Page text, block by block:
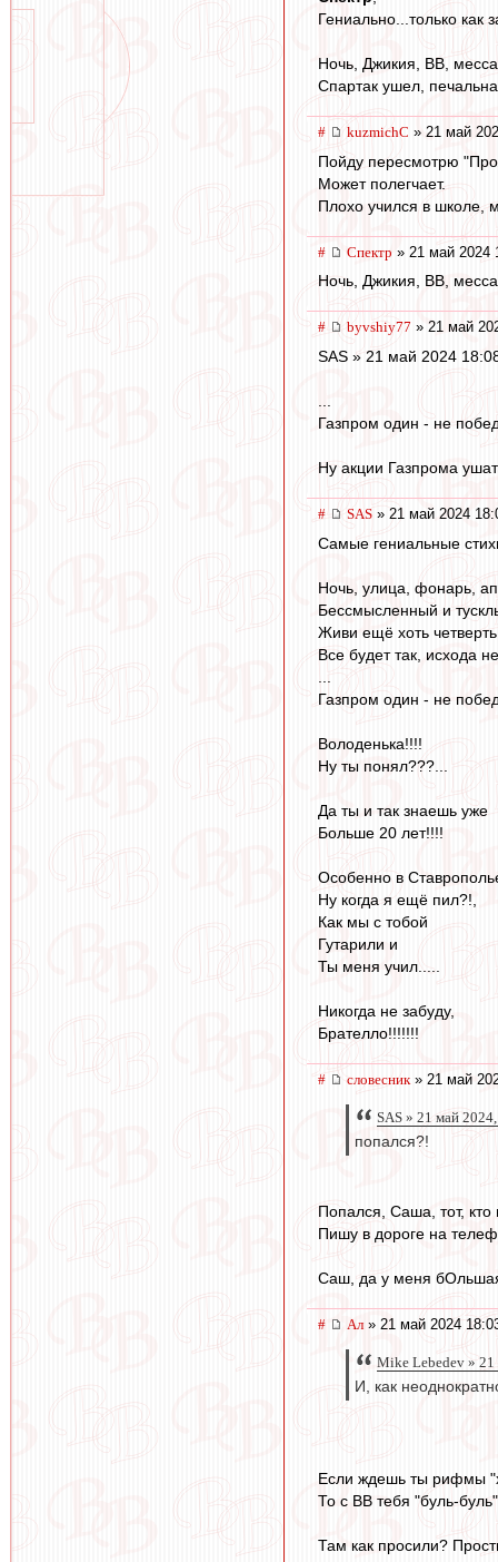
Гениально...только как
Ночь, Джикия, ВВ,
Спартак ушел,
# kuzmichC » 21 май
Пойду пересмотрю
Может полегчает.
Плохо учился в школе,
# Спектр » 21 май 2024
Ночь, Джикия, ВВ,
# byvshiy77 » 21 май
SAS » 21 май 2024
Газпром один - не
Ну акции Газпрома
# SAS » 21 май 2024
Самые гениальные
Ночь, улица, фонарь,
Бессмысленный и
Живи ещё хоть четверть
Все будет так, исхода
Газпром один - не
Володенька!!!!
Ну ты понял???...
Да ты и так знаешь уже
Больше 20 лет!!!!
Особенно в
Ну когда я ещё пил?!,
Как мы с тобой
Гутарили и
Ты меня учил.....
Никогда не забуду,
Брателло!!!!!!!
# словесник » 21 май
SAS » 21 май
попался?!
Попался, Саша, тот, кто
Пишу в дороге на
Саш, да у меня бОльшая
# Ал » 21 май 2024
Mike Lebedev »
И, как
Если ждешь ты рифмы
То с ВВ тебя "буль-
Там как просили?